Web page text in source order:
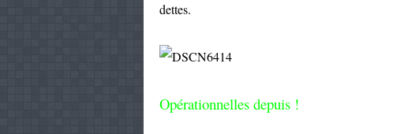
dettes.
Opérationnelles depuis !